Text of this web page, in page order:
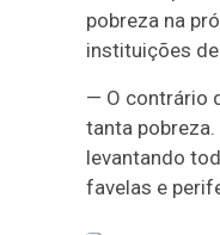
pobreza na
instituições
— O contrário
tanta
levantando
favelas e